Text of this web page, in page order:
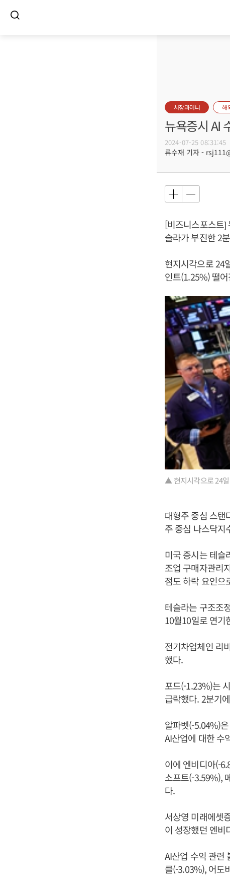
시장과머니 해
뉴욕증시 AI
2024-07-25 08:31:45
류수재 기자 -
[비즈니스포스트]
슬라가 부진한 2
현지시각으로 24
인트(1.25%) 떨
▲ 현지시각으로 24일
대형주 중심 스탠
주 중심 나스닥지
미국 증시는 테슬
조업 구매자관리
점도 하락 요인으
테슬라는 구조조
10월10일로 연기
전기차업체인 리
했다.
포드(-1.23%)는
급락했다. 2분기
알파벳(-5.04%)
AI산업에 대한 수
이에 엔비디아(-
소프트(-3.59%),
다.
서상영 미래에셋
이 성장했던 엔비
AI산업 수익 관련
클(-3.03%), 어도